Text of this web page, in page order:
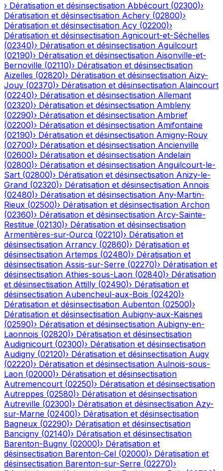
› Dératisation et désinsectisation Abbécourt (02300)›
Dératisation et désinsectisation Achery (02800)›
Dératisation et désinsectisation Acy (02200)›
Dératisation et désinsectisation Agnicourt-et-Séchelles
(02340)› Dératisation et désinsectisation Aguilcourt
(02190)› Dératisation et désinsectisation Aisonville-et-
Bernoville (02110)› Dératisation et désinsectisation
Aizelles (02820)› Dératisation et désinsectisation Aizy-
Jouy (02370)› Dératisation et désinsectisation Alaincourt
(02240)› Dératisation et désinsectisation Allemant
(02320)› Dératisation et désinsectisation Ambleny
(02290)› Dératisation et désinsectisation Ambrief
(02200)› Dératisation et désinsectisation Amifontaine
(02190)› Dératisation et désinsectisation Amigny-Rouy
(02700)› Dératisation et désinsectisation Ancienville
(02600)› Dératisation et désinsectisation Andelain
(02800)› Dératisation et désinsectisation Anguilcourt-le-
Sart (02800)› Dératisation et désinsectisation Anizy-le-
Grand (02320)› Dératisation et désinsectisation Annois
(02480)› Dératisation et désinsectisation Any-Martin-
Rieux (02500)› Dératisation et désinsectisation Archon
(02360)› Dératisation et désinsectisation Arcy-Sainte-
Restitue (02130)› Dératisation et désinsectisation
Armentières-sur-Ourcq (02210)› Dératisation et
désinsectisation Arrancy (02860)› Dératisation et
désinsectisation Artemps (02480)› Dératisation et
désinsectisation Assis-sur-Serre (02270)› Dératisation et
désinsectisation Athies-sous-Laon (02840)› Dératisation
et désinsectisation Attilly (02490)› Dératisation et
désinsectisation Aubencheul-aux-Bois (02420)›
Dératisation et désinsectisation Aubenton (02500)›
Dératisation et désinsectisation Aubigny-aux-Kaisnes
(02590)› Dératisation et désinsectisation Aubigny-en-
Laonnois (02820)› Dératisation et désinsectisation
Audignicourt (02300)› Dératisation et désinsectisation
Audigny (02120)› Dératisation et désinsectisation Augy
(02220)› Dératisation et désinsectisation Aulnois-sous-
Laon (02000)› Dératisation et désinsectisation
Autremencourt (02250)› Dératisation et désinsectisation
Autreppes (02580)› Dératisation et désinsectisation
Autreville (02300)› Dératisation et désinsectisation Azy-
sur-Marne (02400)› Dératisation et désinsectisation
Bagneux (02290)› Dératisation et désinsectisation
Bancigny (02140)› Dératisation et désinsectisation
Barenton-Bugny (02000)› Dératisation et
désinsectisation Barenton-Cel (02000)› Dératisation et
désinsectisation Barenton-sur-Serre (02270)›